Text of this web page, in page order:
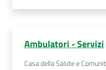
Ambulatori - Servizi
Casa della Salute e